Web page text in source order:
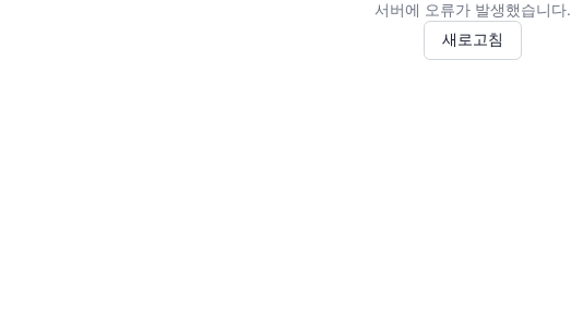
서버에 오류가 발생했습니다.
새로고침